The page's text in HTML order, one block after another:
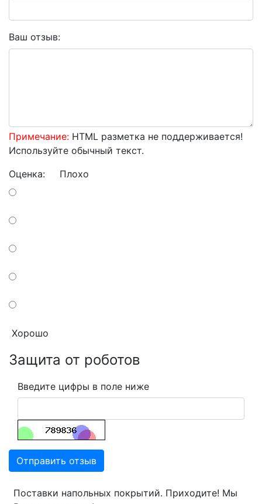
Ваш отзыв:
Примечание: HTML разметка не поддерживается!
Используйте обычный текст.
Оценка: Плохо
Хорошо
Защита от роботов
Введите цифры в поле ниже
Отправить отзыв
Поставки напольных покрытий. Приходите! Мы